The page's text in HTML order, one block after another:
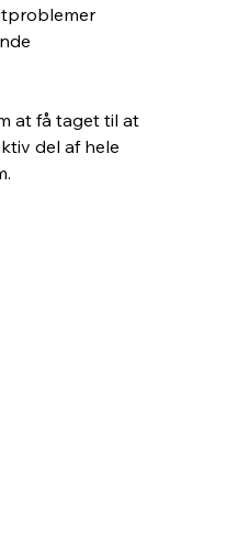
at få taget til at
del af hele